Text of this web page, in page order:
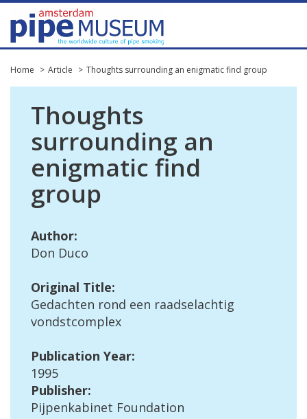
Home Article Thoughts surrounding an enigmatic find group
Thoughts
surrounding an
enigmatic find
group
Author:
Don Duco
Original Title:
Gedachten rond een raadselachtig
vondstcomplex
Publication Year:
1995
Publisher:
Pijpenkabinet Foundation